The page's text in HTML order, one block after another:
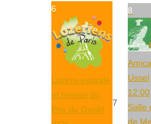
6
Lozère estivale
et remise du
Prix du Genêt
7
8
Ussel
12:00
Salle
de